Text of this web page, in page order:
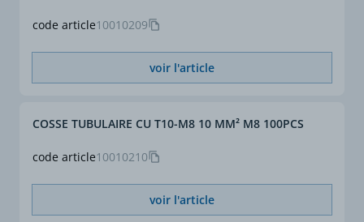
code article10010209
voir l'article
code article10010210
COSSE TUBULAIRE CU T10-M8 10 MM² M8 100PCS
voir l'article